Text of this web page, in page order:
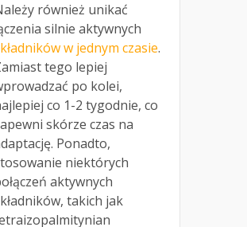
również unikać
silnie aktywnych
w jednym czasie.
tego lepiej
po kolei,
co 1-2 tygodnie, co
skórze czas na
Ponadto,
niektórych
aktywnych
takich jak